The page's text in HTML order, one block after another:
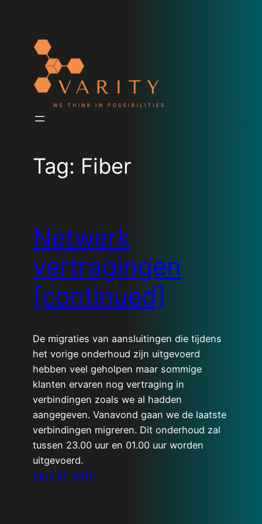
Tag: Fiber
Netwerk
vertragingen
[continued]
De migraties van aansluitingen die tijdens
het vorige onderhoud zijn uitgevoerd
hebben veel geholpen maar sommige
klanten ervaren nog vertraging in
verbindingen zoals we al hadden
aangegeven. Vanavond gaan we de laatste
verbindingen migreren. Dit onderhoud zal
tussen 23.00 uur en 01.00 uur worden
uitgevoerd.
April 27, 2010